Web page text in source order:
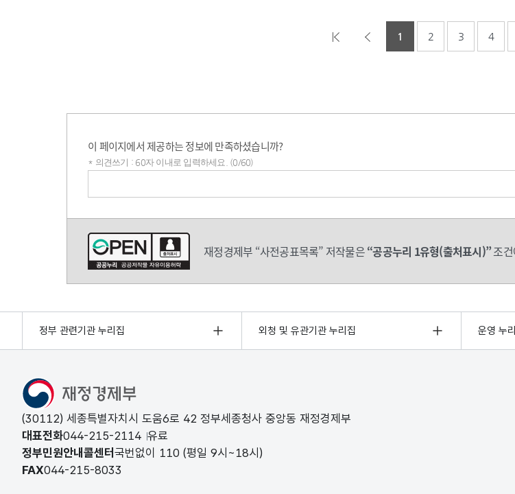
1 2 3 4
이 페이지에서 제공하는 정보에 만족하셨습니까?
* 의견쓰기 : 60자 이내로 입력하세요. (0/60)
재정경제부 “사전공표목록” 저작물은“공공누리 1유형(출처표시)”조건
정부 관련기관 누리집 외청 및 유관기관 누리집 운영 누
(30112) 세종특별자치시 도움6로 42 정부세종청사 중앙동 재정경제부
대표전화044-215-2114 유료
정부민원안내콜센터 국번없이 110 (평일 9시~18시)
FAX044-215-8033